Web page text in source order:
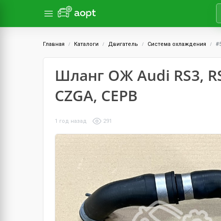
Главная Каталоги Двигатель Система охлаждения
Шланг ОЖ Audi RS3,
CZGA, CEPB
1 год назад 291